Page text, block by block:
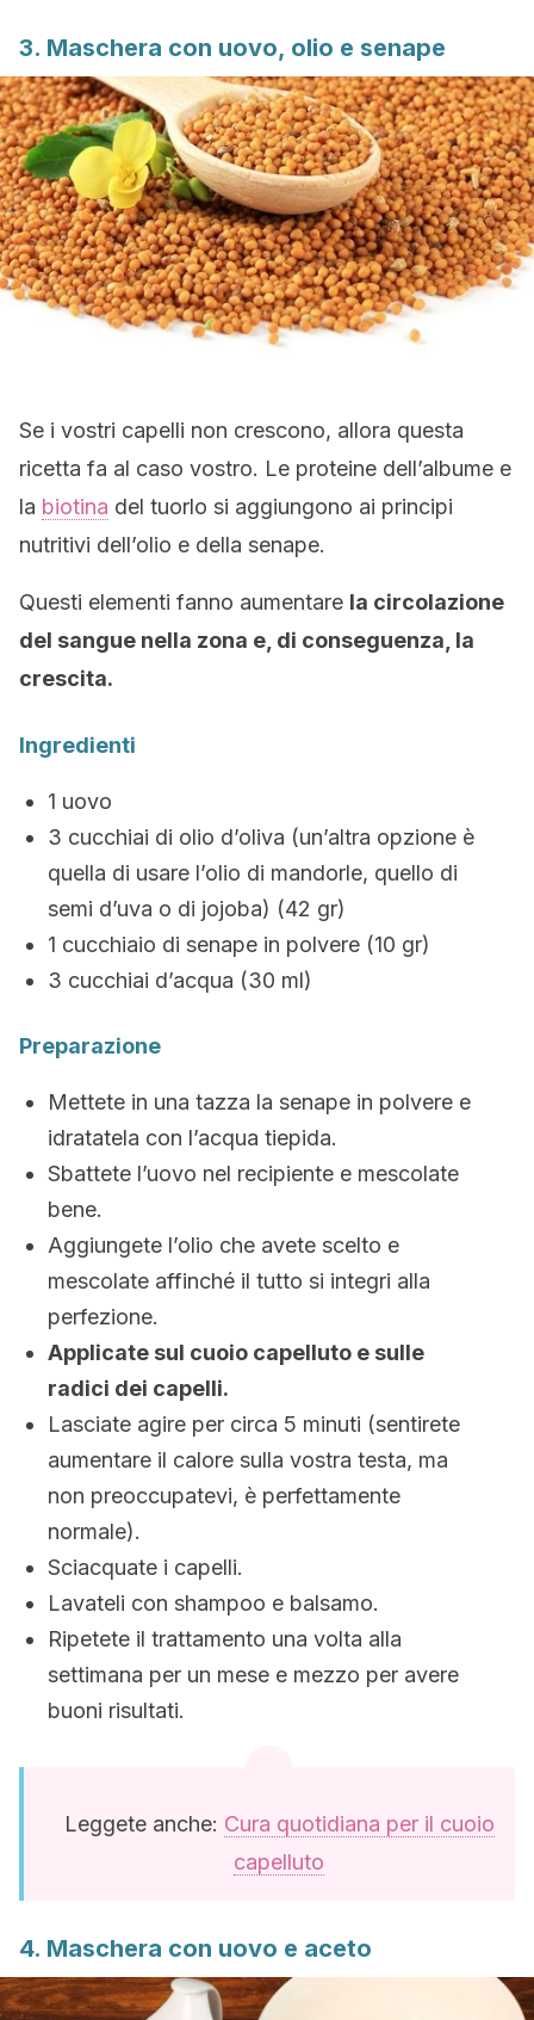
3. Maschera con uovo, olio e senape
Se i vostri capelli non crescono, allora questa
ricetta fa al caso vostro. Le proteine dell’albume e
la biotina del tuorlo si aggiungono ai principi
nutritivi dell’olio e della senape.
Questi elementi fanno aumentare la circolazione
del sangue nella zona e, di conseguenza, la
crescita.
Ingredienti
1 uovo
3 cucchiai di olio d’oliva (un’altra opzione è
quella di usare l’olio di mandorle, quello di
semi d’uva o di jojoba) (42 gr)
1 cucchiaio di senape in polvere (10 gr)
3 cucchiai d’acqua (30 ml)
Preparazione
Mettete in una tazza la senape in polvere e
idratatela con l’acqua tiepida.
Sbattete l’uovo nel recipiente e mescolate
bene.
Aggiungete l’olio che avete scelto e
mescolate affinché il tutto si integri alla
perfezione.
Applicate sul cuoio capelluto e sulle
radici dei capelli.
Lasciate agire per circa 5 minuti (sentirete
aumentare il calore sulla vostra testa, ma
non preoccupatevi, è perfettamente
normale).
Sciacquate i capelli.
Lavateli con shampoo e balsamo.
Ripetete il trattamento una volta alla
settimana per un mese e mezzo per avere
buoni risultati.
Leggete anche: Cura quotidiana per il cuoio
capelluto
4. Maschera con uovo e aceto